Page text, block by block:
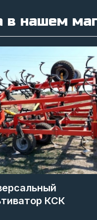
в нашем
КСК